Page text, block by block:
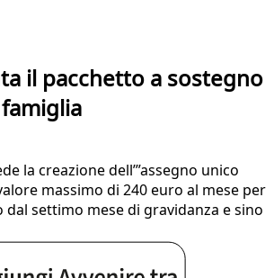
il pacchetto a sostegno
la creazione dell’”assegno unico
massimo di 240 euro al mese per
settimo mese di gravidanza e sino